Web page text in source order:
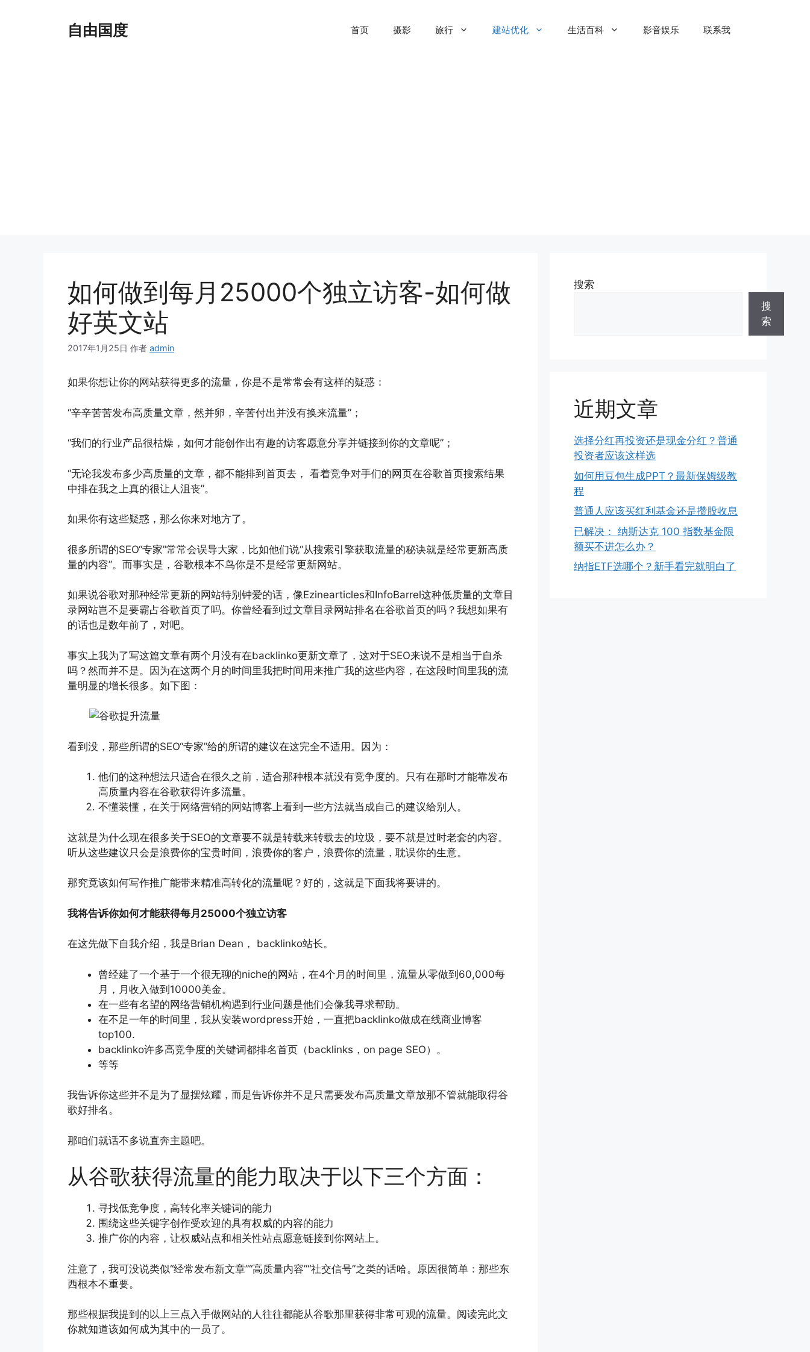
自由国度 首页 摄影 旅行 建站优化 生活百科 影音娱乐 联系我
如何做到每月25000个独立访客-如何做
好英文站
2017年1月25日 作者 admin
如果你想让你的网站获得更多的流量，你是不是常常会有这样的疑惑：
“辛辛苦苦发布高质量文章，然并卵，辛苦付出并没有换来流量”；
“我们的行业产品很枯燥，如何才能创作出有趣的访客愿意分享并链接到你的文章呢”；
“无论我发布多少高质量的文章，都不能排到首页去， 看着竞争对手们的网页在谷歌首页搜索结果
中排在我之上真的很让人沮丧”。
如果你有这些疑惑，那么你来对地方了。
很多所谓的SEO“专家”常常会误导大家，比如他们说“从搜索引擎获取流量的秘诀就是经常更新高质
量的内容”。而事实是，谷歌根本不鸟你是不是经常更新网站。
如果说谷歌对那种经常更新的网站特别钟爱的话，像Ezinearticles和InfoBarrel这种低质量的文章目
录网站岂不是要霸占谷歌首页了吗。你曾经看到过文章目录网站排名在谷歌首页的吗？我想如果有
的话也是数年前了，对吧。
事实上我为了写这篇文章有两个月没有在backlinko更新文章了，这对于SEO来说不是相当于自杀
吗？然而并不是。因为在这两个月的时间里我把时间用来推广我的这些内容，在这段时间里我的流
量明显的增长很多。如下图：
看到没，那些所谓的SEO“专家”给的所谓的建议在这完全不适用。因为：
他们的这种想法只适合在很久之前，适合那种根本就没有竞争度的。只有在那时才能靠发布
高质量内容在谷歌获得许多流量。
不懂装懂，在关于网络营销的网站博客上看到一些方法就当成自己的建议给别人。
这就是为什么现在很多关于SEO的文章要不就是转载来转载去的垃圾，要不就是过时老套的内容。
听从这些建议只会是浪费你的宝贵时间，浪费你的客户，浪费你的流量，耽误你的生意。
那究竟该如何写作推广能带来精准高转化的流量呢？好的，这就是下面我将要讲的。
我将告诉你如何才能获得每月25000个独立访客
在这先做下自我介绍，我是Brian Dean， backlinko站长。
曾经建了一个基于一个很无聊的niche的网站，在4个月的时间里，流量从零做到60,000每
月，月收入做到10000美金。
在一些有名望的网络营销机构遇到行业问题是他们会像我寻求帮助。
在不足一年的时间里，我从安装wordpress开始，一直把backlinko做成在线商业博客
top100.
backlinko许多高竞争度的关键词都排名首页（backlinks，on page SEO）。
等等
我告诉你这些并不是为了显摆炫耀，而是告诉你并不是只需要发布高质量文章放那不管就能取得谷
歌好排名。
那咱们就话不多说直奔主题吧。
从谷歌获得流量的能力取决于以下三个方面：
寻找低竞争度，高转化率关键词的能力
围绕这些关键字创作受欢迎的具有权威的内容的能力
推广你的内容，让权威站点和相关性站点愿意链接到你网站上。
注意了，我可没说类似“经常发布新文章”“高质量内容”“社交信号”之类的话哈。原因很简单：那些东
西根本不重要。
那些根据我提到的以上三点入手做网站的人往往都能从谷歌那里获得非常可观的流量。阅读完此文
你就知道该如何成为其中的一员了。
搜索
搜
索
近期文章
选择分红再投资还是现金分红？普通
投资者应该这样选
如何用豆包生成PPT？最新保姆级教
程
普通人应该买红利基金还是攒股收息
已解决： 纳斯达克 100 指数基金限
额买不进怎么办？
纳指ETF选哪个？新手看完就明白了